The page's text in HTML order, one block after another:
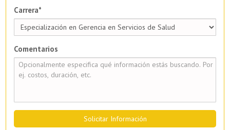
Carrera*
Comentarios
Solicitar Información